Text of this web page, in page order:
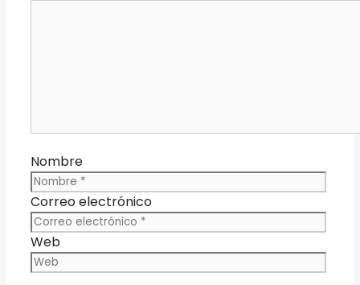
Nombre
Correo electrónico
Web